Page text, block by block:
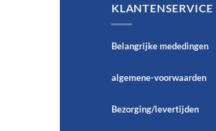
KLANTENSERVICE
Belangrijke mededingen
algemene-voorwaarden
Bezorging/levertijden